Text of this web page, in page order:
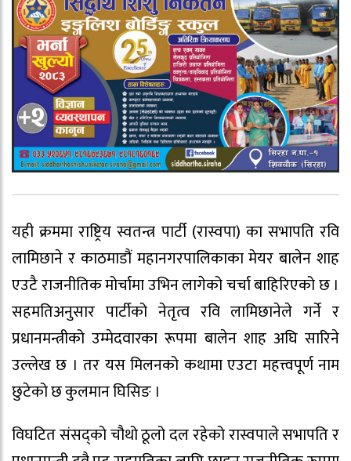
यही क्रममा राष्ट्रिय स्वतन्त्र पार्टी (रास्वपा) का सभापति रवि
लामिछाने र काठमाडौं महानगरपालिकाका मेयर बालेन शाह
एउटै राजनीतिक मोर्चामा उभिन लागेको चर्चा बाहिरिएको छ ।
सहमतिअनुसार पार्टीको नेतृत्व रवि लामिछानेले गर्ने र
प्रधानमन्त्रीको उम्मेदवारका रूपमा बालेन शाह अघि सारिने
उल्लेख छ । तर यस मिलनको कथामा एउटा महत्त्वपूर्ण नाम
छुटेको छ कुलमान घिसिङ ।
विघटित संसद्को चौथो ठूलो दल रहेको रास्वपाले सभापति र